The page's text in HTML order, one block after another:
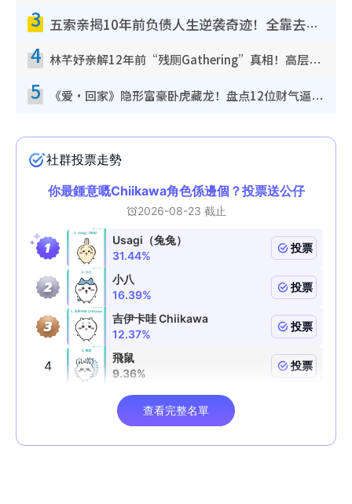
3 五索亲揭10年前负债人生逆袭奇迹！全靠去一地方转运后即遇上马先生
4 林芊妤亲解12年前“残厕Gathering”真相！高层解约一句话重创尊严，至今拒返TVB
5 《爱·回家》隐形富豪卧虎藏龙！盘点12位财气逼人的有钱艺人：这位美女3亿身家不愁做